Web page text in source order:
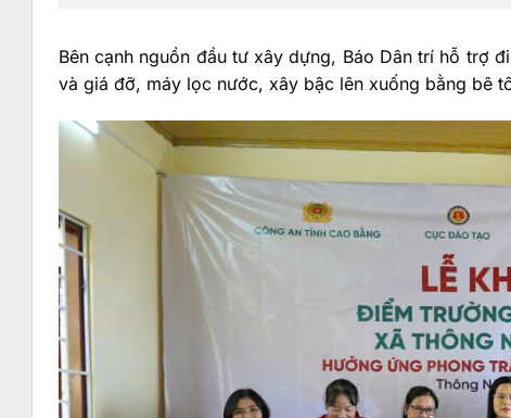
Bên cạnh nguồn đầu tư xây dựng, Báo Dân trí hỗ trợ
và giá đỡ, máy lọc nước, xây bậc lên xuống bằng bê